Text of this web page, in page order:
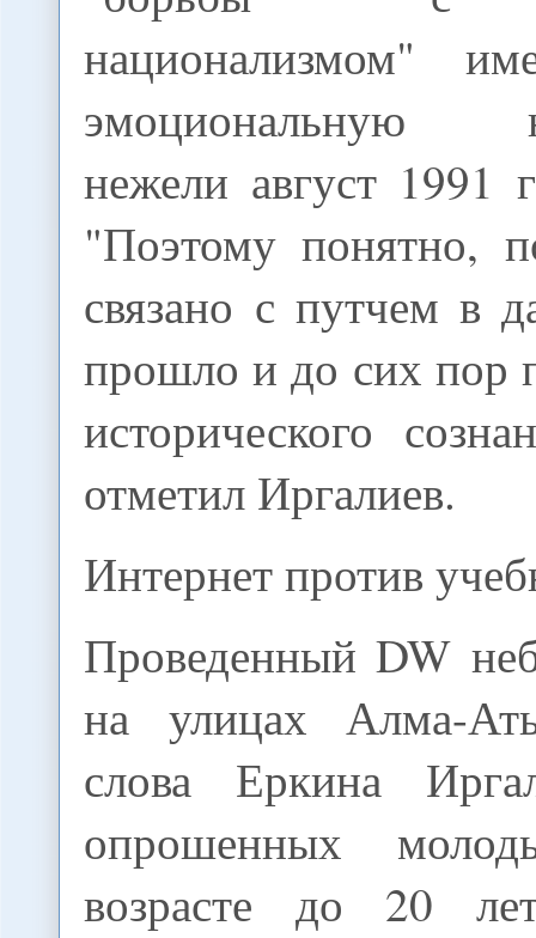
национализмом"
эмоциональную
нежели август 1991
"Поэтому понятно,
связано с путчем в
прошло и до сих пор
исторического
отметил Иргалиев.
Интернет против
Проведенный DW
на улицах Алма-
слова Еркина
опрошенных
возрасте до 20